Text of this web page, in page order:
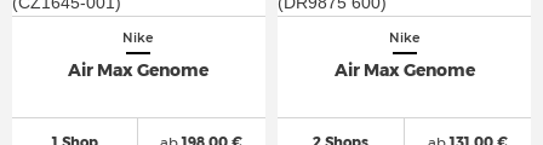
Nike
Air Max Genome
Nike
Air Max Genome